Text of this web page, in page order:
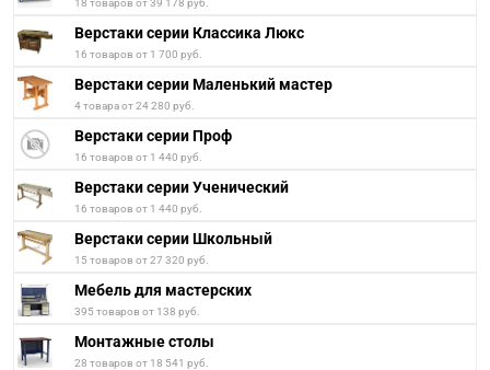
18 товаров от 39 178 руб.
Верстаки серии Классика Люкс
16 товаров от 1 700 руб.
Верстаки серии Маленький мастер
4 товара от 24 280 руб.
Верстаки серии Проф
16 товаров от 1 440 руб.
Верстаки серии Ученический
16 товаров от 1 440 руб.
Верстаки серии Школьный
15 товаров от 27 320 руб.
Мебель для мастерских
395 товаров от 138 руб.
Монтажные столы
28 товаров от 18 541 руб.